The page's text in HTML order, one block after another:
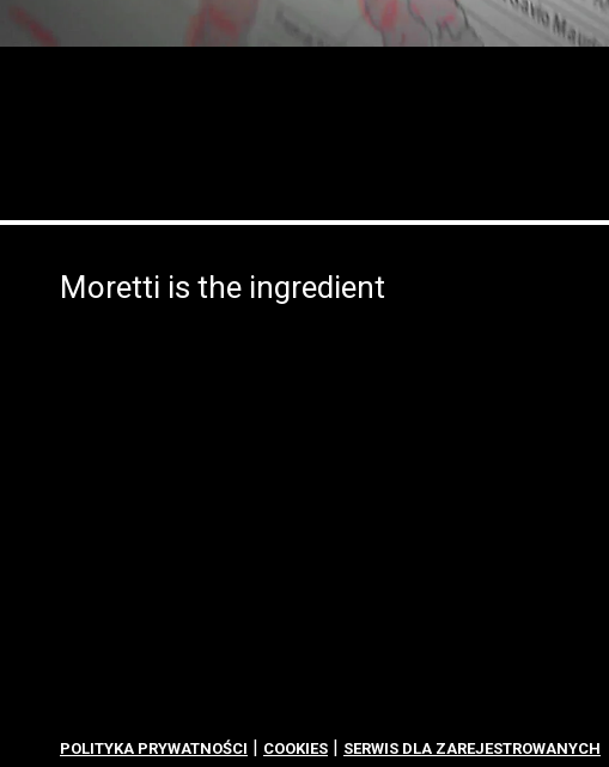
Moretti is the ingredient
POLITYKA PRYWATNOŚCI | COOKIES | SERWIS DLA ZAREJESTROWANYCH